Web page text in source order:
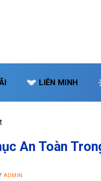
LIÊN MINH
An Toàn
ADMIN